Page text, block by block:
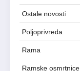
Ostale novosti
Poljoprivreda
Rama
Ramske osmrtnice